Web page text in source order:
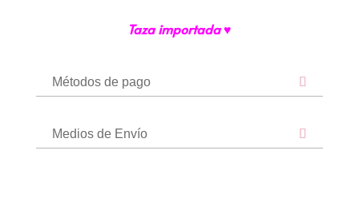
Taza importada ♥
Métodos de pago
Medios de Envío